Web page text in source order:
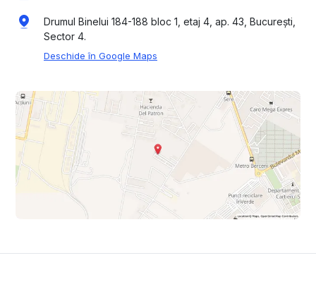
Drumul Binelui 184-188 bloc 1, etaj 4, ap. 43, București,
Sector 4.
Deschide în Google Maps